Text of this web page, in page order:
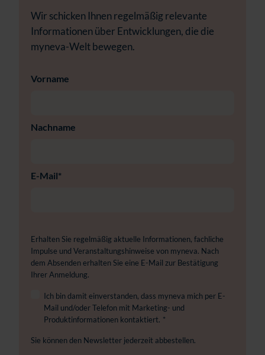
Wir schicken Ihnen regelmäßig relevante
Informationen über Entwicklungen, die die
myneva-Welt bewegen.
Vorname
Nachname
E-Mail*
Erhalten Sie regelmäßig aktuelle Informationen, fachliche
Impulse und Veranstaltungshinweise von myneva. Nach
dem Absenden erhalten Sie eine E-Mail zur Bestätigung
Ihrer Anmeldung.
Ich bin damit einverstanden, dass myneva mich per E-
Mail und/oder Telefon mit Marketing- und
Produktinformationen kontaktiert. *
Sie können den Newsletter jederzeit abbestellen.